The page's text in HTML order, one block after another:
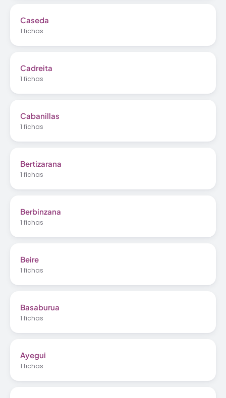
Caseda
1 fichas
Cadreita
1 fichas
Cabanillas
1 fichas
Bertizarana
1 fichas
Berbinzana
1 fichas
Beire
1 fichas
Basaburua
1 fichas
Ayegui
1 fichas